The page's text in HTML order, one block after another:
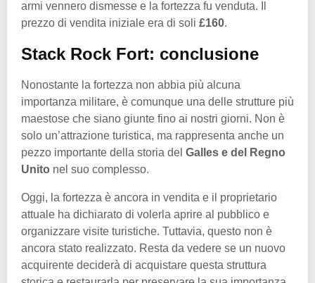
armi vennero dismesse e la fortezza fu venduta. Il
prezzo di vendita iniziale era di soli £160.
Stack Rock Fort: conclusione
Nonostante la fortezza non abbia più alcuna
importanza militare, è comunque una delle strutture più
maestose che siano giunte fino ai nostri giorni. Non è
solo un’attrazione turistica, ma rappresenta anche un
pezzo importante della storia del Galles e del Regno
Unito nel suo complesso.
Oggi, la fortezza è ancora in vendita e il proprietario
attuale ha dichiarato di volerla aprire al pubblico e
organizzare visite turistiche. Tuttavia, questo non è
ancora stato realizzato. Resta da vedere se un nuovo
acquirente deciderà di acquistare questa struttura